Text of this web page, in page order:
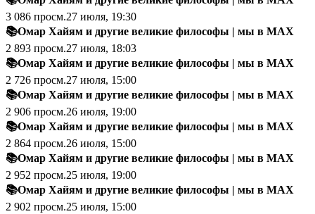
3 086 просм.27 июля, 19:30
📚Омар Хайям и другие великие философы | мы в MAX
2 893 просм.27 июля, 18:03
📚Омар Хайям и другие великие философы | мы в MAX
2 726 просм.27 июля, 15:00
📚Омар Хайям и другие великие философы | мы в MAX
2 906 просм.26 июля, 19:00
📚Омар Хайям и другие великие философы | мы в MAX
2 864 просм.26 июля, 15:00
📚Омар Хайям и другие великие философы | мы в MAX
2 952 просм.25 июля, 19:00
📚Омар Хайям и другие великие философы | мы в MAX
2 902 просм.25 июля, 15:00